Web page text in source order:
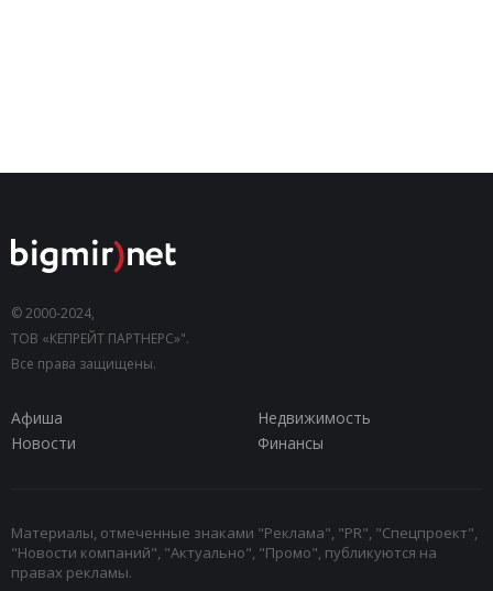
© 2000-2024,
ТОВ «КЕПРЕЙТ ПАРТНЕРС»".
Все права защищены.
Афиша
Недвижимость
Новости
Финансы
Материалы, отмеченные знаками "Реклама", "PR", "Спецпроект",
"Новости компаний", "Актуально", "Промо", публикуются на
правах рекламы.